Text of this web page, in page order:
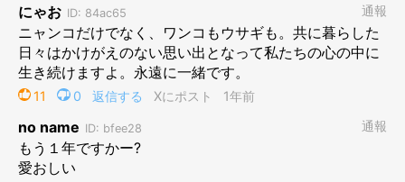
そして、かんたろうが魂verになって一年が経ちました。
体は遠くに行ってしまったけど、かんたろうとの思い出を漫画に
描きおこすと、近くにいてくれるような気持ちになります。
最後に過ごした日も、窓辺で佇むうーネェさんを眺めていたかん